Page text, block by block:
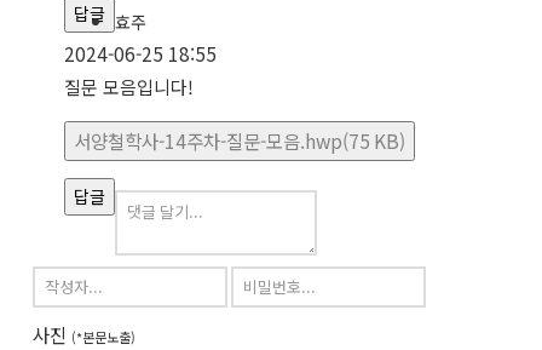
답글 효주
2024-06-25 18:55
질문 모음입니다!
서양철학사-14주차-질문-모음.hwp(75 KB)
답글
사진 (*본문노출)